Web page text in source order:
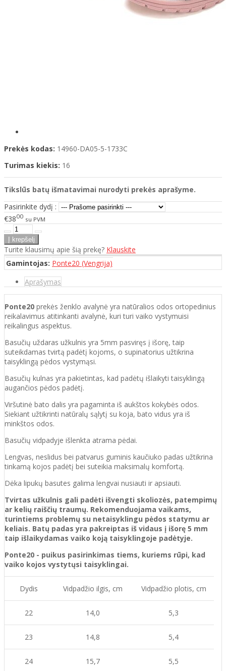
Prekės kodas: 14960-DA05-5-1733C
Turimas kiekis: 16
Tikslūs batų išmatavimai nurodyti prekės aprašyme.
Pasirinkite dydį :
€3800 su PVM
Turite klausimų apie šią prekę? Klauskite
Gamintojas: Ponte20 (Vengrija)
Aprašymas
Ponte20 prekės ženklo avalynė yra natūralios odos ortopedinius
reikalavimus atitinkanti avalynė, kuri turi vaiko vystymuisi
reikalingus aspektus.
Basučių uždaras užkulnis yra 5mm pasviręs į išorę, taip
suteikdamas tvirtą padėtį kojoms, o supinatorius užtikrina
taisyklingą pėdos vystymąsi.
Basučių kulnas yra pakietintas, kad padėtų išlaikyti taisyklingą
augančios pėdos padėtį.
Viršutinė bato dalis yra pagaminta iš aukštos kokybės odos.
Siekiant užtikrinti natūralų sąlytį su koja, bato vidus yra iš
minkštos odos.
Basučių vidpadyje išlenkta atrama pėdai.
Lengvas, neslidus bei patvarus guminis kaučiuko padas užtikrina
tinkamą kojos padėtį bei suteikia maksimalų komfortą.
Dėka lipukų basutes galima lengvai nusiauti ir apsiauti.
Tvirtas užkulnis gali padėti išvengti skoliozės, patempimų
ar kelių raiščių traumų. Rekomenduojama vaikams,
turintiems problemų su netaisyklingu pėdos statymu ar
keliais. Batų padas yra pakreiptas iš vidaus į išorę 5 mm
taip išlaikydamas vaiko koją taisyklingoje padėtyje.
Ponte20 - puikus pasirinkimas tiems, kuriems rūpi, kad
vaiko kojos vystytųsi taisyklingai.
Dydis Vidpadžio ilgis, cm Vidpadžio plotis, cm
22 14,0 5,3
23 14,8 5,4
24 15,7 5,5